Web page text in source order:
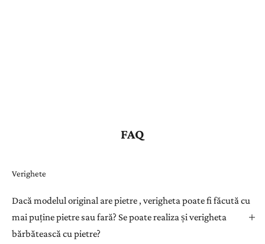
FAQ
Verighete
Dacă modelul original are pietre , verigheta poate fi făcută cu
mai puține pietre sau fară? Se poate realiza și verigheta
bărbătească cu pietre?